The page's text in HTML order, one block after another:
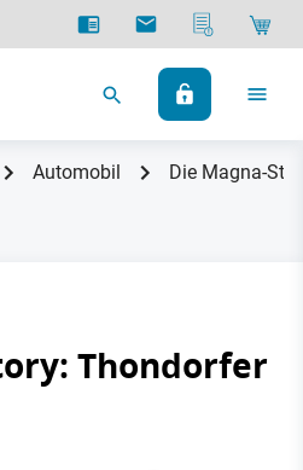
Automobil Die Magna-
Thondorfer